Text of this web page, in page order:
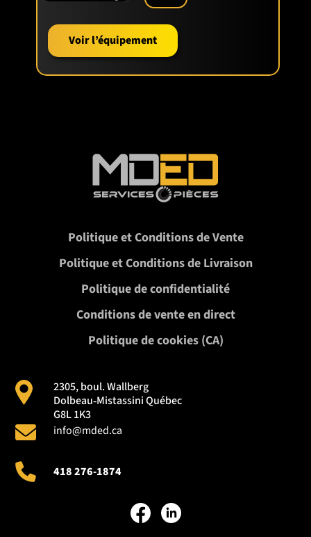
Voir l’équipement
2305, boul. Wallberg
Dolbeau‑Mistassini Québec
G8L 1K3
Politique et Conditions de Vente
Politique et Conditions de Livraison
Politique de confidentialité
Conditions de vente en direct
Politique de cookies (CA)
info@mded.ca
418 276-1874